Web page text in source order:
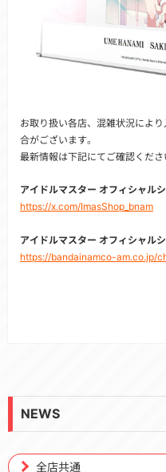
お取り扱い各店、混雑状況によ
合がございます。
最新情報は下記にてご確認くださ
アイドルマスター オフィシャル
https://x.com/ImasShop_bnam
アイドルマスター オフィシャル
https://bandainamco-am.co.jp/
NEWS
全店共通